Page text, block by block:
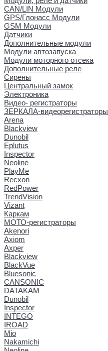
CAN/LIN Модули
GPS/Глонасс Модули
GSM Модули
Датчики
Дополнительные модули
Модули автозапуска
Модули моторного отсека
Дополнительные реле
Сирены
Центральный замок
Электроника
Видео- регистраторы
ЗЕРКАЛА-видеорегистраторы
Arena
Blackview
Dunobil
Eplutus
Inspector
Neoline
PlayMe
Recxon
RedPower
TrendVision
Vizant
Каркам
МОТО-регистраторы
Akenori
Axiom
Axper
Blackview
BlackVue
Bluesonic
CANSONIC
DATAKAM
Dunobil
Inspector
INTEGO
IROAD
Mio
Nakamichi